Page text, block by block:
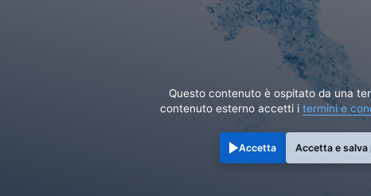
Questo contenuto è ospitato da una
contenuto esterno accetti i termini e
Accetta Accetta e salva